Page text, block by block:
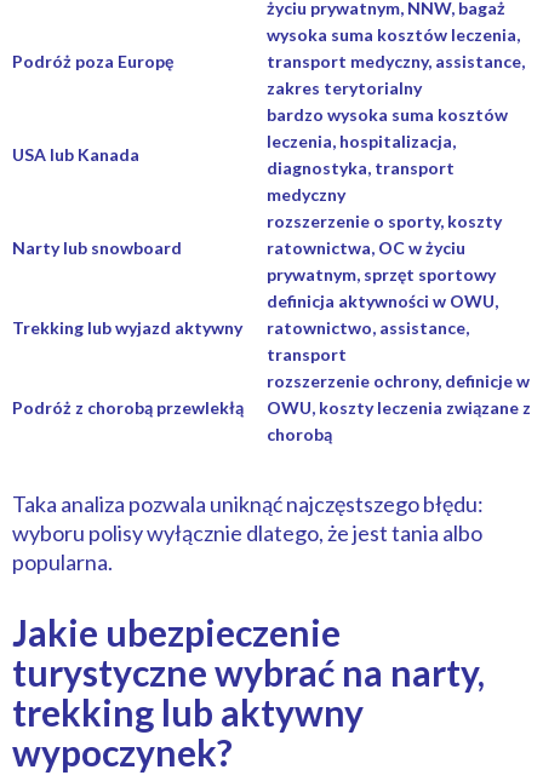
życiu prywatnym, NNW, bagaż
Podróż poza Europę
wysoka suma kosztów leczenia,
transport medyczny, assistance,
zakres terytorialny
USA lub Kanada
bardzo wysoka suma kosztów
leczenia, hospitalizacja,
diagnostyka, transport
medyczny
Narty lub snowboard
rozszerzenie o sporty, koszty
ratownictwa, OC w życiu
prywatnym, sprzęt sportowy
Trekking lub wyjazd aktywny
definicja aktywności w OWU,
ratownictwo, assistance,
transport
Podróż z chorobą przewlekłą
rozszerzenie ochrony, definicje w
OWU, koszty leczenia związane z
chorobą
Taka analiza pozwala uniknąć najczęstszego błędu:
wyboru polisy wyłącznie dlatego, że jest tania albo
popularna.
Jakie ubezpieczenie
turystyczne wybrać na narty,
trekking lub aktywny
wypoczynek?